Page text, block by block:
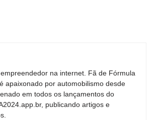
na internet. Fã de Fórmula
apaixonado por automobilismo desde
em todos os lançamentos do
publicando artigos e